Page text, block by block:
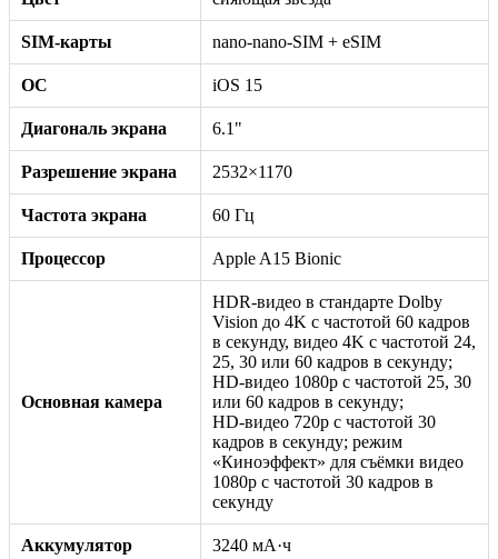
SIM-карты nano-nano-SIM + eSIM
ОС iOS 15
Диагональ экрана 6.1"
Разрешение экрана 2532×1170
Частота экрана 60 Гц
Процессор Apple A15 Bionic
Основная камера
HDR‑видео в стандарте Dolby
Vision до 4K с частотой 60 кадров
в секунду, видео 4K с частотой 24,
25, 30 или 60 кадров в секунду;
HD‑видео 1080p с частотой 25, 30
или 60 кадров в секунду;
HD‑видео 720p с частотой 30
кадров в секунду; режим
«Киноэффект» для съёмки видео
1080p с частотой 30 кадров в
секунду
Аккумулятор 3240 мА·ч